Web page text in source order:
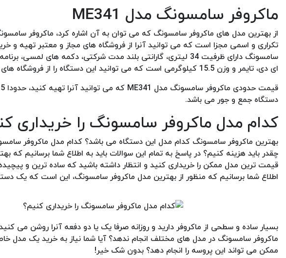
ماکروفر سامسونگ مدل ME341
تکراری و اسمی مجزا است که می توانید آنرا از فروشگاه های مجاز و معتبر تهیه و
سامسونگ دارای ظرفیت 34 لیتری، گارانتی بلند مدت شرکتی، دکمه
ای دی، تایمر و وزن 15.5 کیلوگرمی است که می توانید این دستگاه را از فروشگاه های مجاز و معتبر تهیه نمایید.
دستگاه جمع و جور می باشد.
کدام مدل ماکروفر سامسونگ را خریداری
بهترین ماکروفر سامسونگ کدام مدل این دستگاه می باشد؟ کدام مدل ماکروفر
چقدر باید هزینه کنیم؟ در پاسخ به تمام این سوالات باید به اطلاع شما برسانیم
قیمت ترین مدل ممکن را خریداری کنید و انتظار داشته باشید که ساده ترین و
اطلاع شما برسانیم که منظور از بهترین مدل ماکروفر سامسونگ، این است که یک
بسیار ساده و سطحی از ماکروفر دارید و روزانه صرفا یک یا دو دفعه آنرا روشن می
ماکروفر سامسونگ در مدل های مختلف انجام ندهد؟ آیا شما نیاز به خرید یک مدل
ممکن می تواند این پروسه را انجام دهد؟ بدون شک خیر!